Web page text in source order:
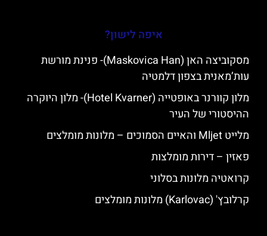
איפה לישון?
מסקוביצה האן (Maskovica Han)- פנינת מורשת
עות’מאנית בצפון דלמטיה
מלון קוורנר באופטייה (Hotel Kvarner)- מלון היוקרה
ההיסטורי של העיר
מלייט Mljet והאיים הסמוכים – מלונות מומלצים
פאזין – דירות מומלצות
קרואטיה מלונות בסלוני
קרלובץ' (Karlovac) מלונות מומלצים